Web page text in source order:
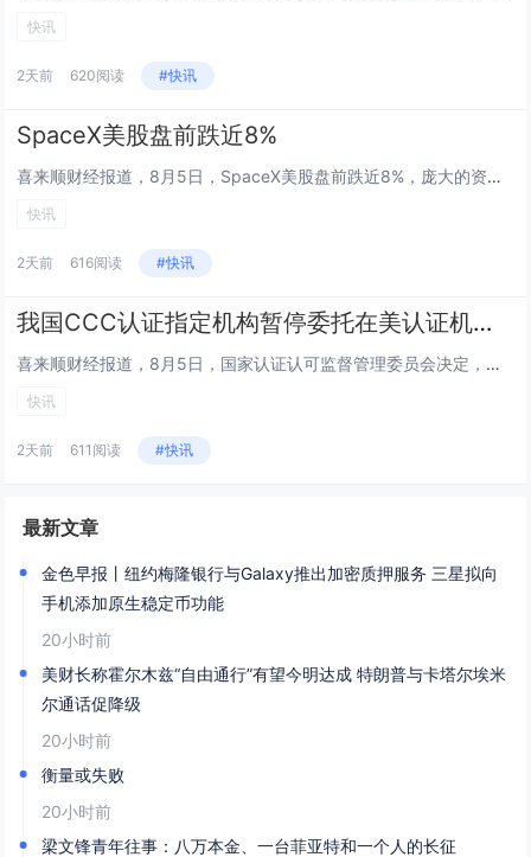
快讯
2天前 620阅读 #快讯
SpaceX美股盘前跌近8%
喜来顺财经报道，8月5日，SpaceX美股盘前跌近8%，庞大的资本支出引发市场担忧。...
快讯
2天前 616阅读 #快讯
我国CCC认证指定机构暂停委托在美认证机构实施工厂跟踪检查
喜来顺财经报道，8月5日，国家认证认可监督管理委员会决定，即日起，暂停我国强制性产品认证（CCC认证）指定机构委托在美认...
快讯
2天前 611阅读 #快讯
最新文章
金色早报丨纽约梅隆银行与Galaxy推出加密质押服务 三星拟向
手机添加原生稳定币功能
20小时前
美财长称霍尔木兹“自由通行”有望今明达成 特朗普与卡塔尔埃米
尔通话促降级
20小时前
衡量或失败
20小时前
梁文锋青年往事：八万本金、一台菲亚特和一个人的长征